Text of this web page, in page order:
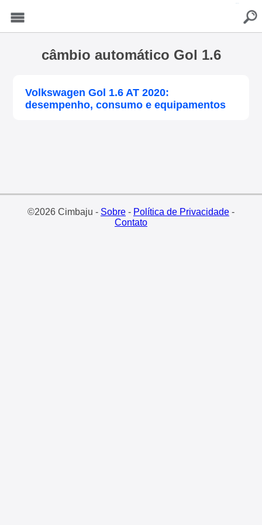
câmbio automático Gol 1.6
Volkswagen Gol 1.6 AT 2020:
desempenho, consumo e equipamentos
©2026 Cimbaju - Sobre- Política de Privacidade-
Contato